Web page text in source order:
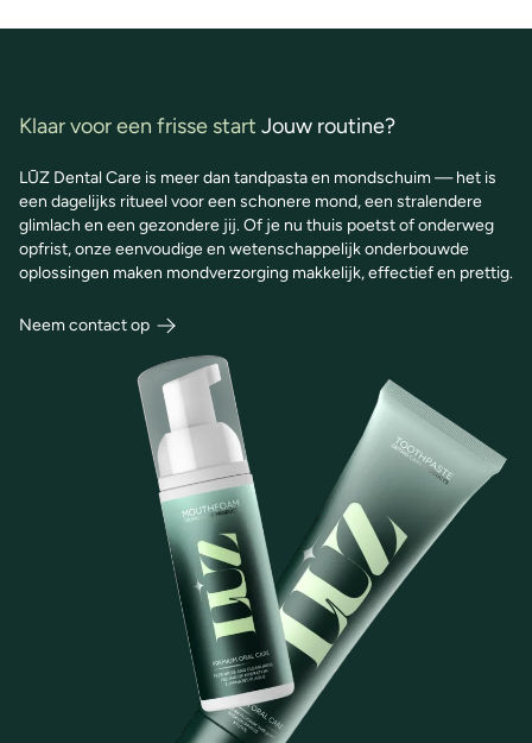
Klaar voor een frisse start Jouw routine?
LŪZ Dental Care is meer dan tandpasta en mondschuim — het is
een dagelijks ritueel voor een schonere mond, een stralendere
glimlach en een gezondere jij. Of je nu thuis poetst of onderweg
opfrist, onze eenvoudige en wetenschappelijk onderbouwde
oplossingen maken mondverzorging makkelijk, effectief en prettig.
Neem contact op